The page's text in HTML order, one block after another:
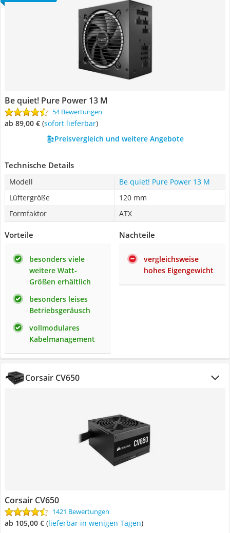
Be quiet! Pure Power 13 M
54 Bewertungen
ab 89,00 € ( Sofort lieferbar)
Preisvergleich und weitere Angebote
Technische Details
Modell
Be quiet! Pure Power 13 M
Lüftergröße
120 mm
Formfaktor
ATX
Vorteile
besonders viele
weitere Watt-
Größen erhältlich
besonders leises
Betriebsgeräusch
vollmodulares
Kabelmanagement
Nachteile
vergleichsweise
hohes Eigengewicht
Corsair CV650
Corsair CV650
1421 Bewertungen
ab 105,00 € ( Lieferbar in wenigen Tagen)